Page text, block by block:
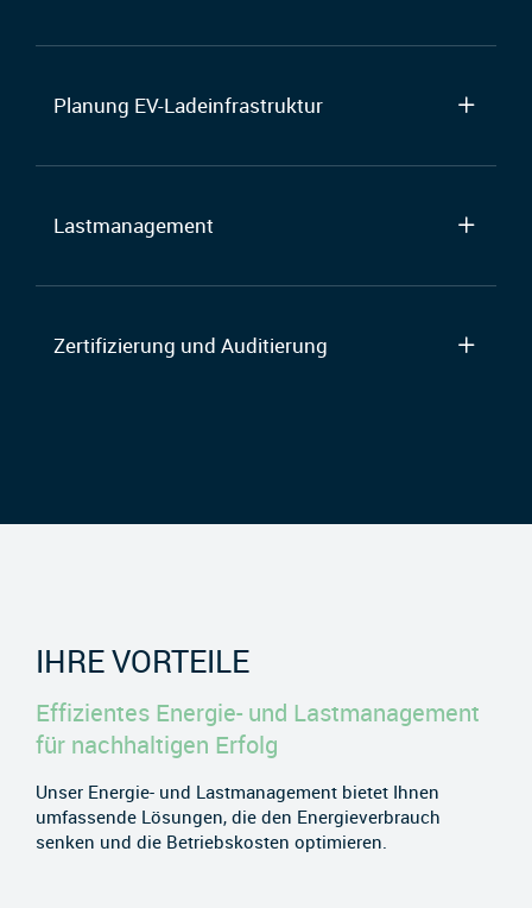
Planung EV-Ladeinfrastruktur
Lastmanagement
Zertifizierung und Auditierung
IHRE VORTEILE
Effizientes Energie- und Lastmanagement
für nachhaltigen Erfolg
Unser Energie- und Lastmanagement bietet Ihnen
umfassende Lösungen, die den Energieverbrauch
senken und die Betriebskosten optimieren.